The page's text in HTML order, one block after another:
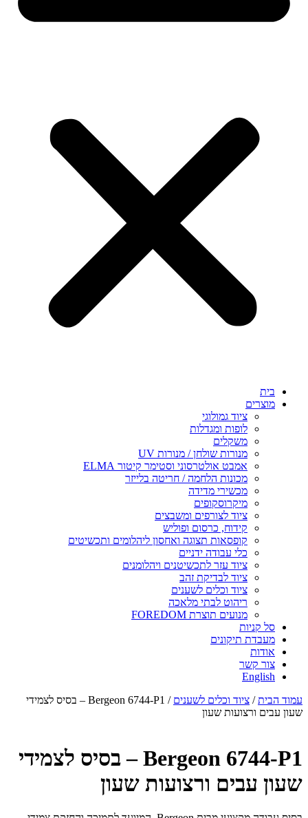
בית
מוצרים
ציוד גמולוגי
לופות ומגדלות
משקלים
מנורות שולחן / מנורות UV
אמבט אולטרסוני וסטימר קיטור ELMA
מכונות הלחמה / חריטה בלייזר
מכשירי מדידה
מיקרוסקופים
ציוד לצורפים ומשבצים
קידוח, כרסום ופוליש
קופסאות תצוגה ואחסון ליהלומים ותכשיטים
כלי עבודה ידניים
ציוד עזר לתכשיטנים ויהלומנים
ציוד לבדיקת זהב
ציוד וכלים לשענים
ריהוט לבתי מלאכה
מנועים תוצרת FOREDOM
סל קניות
מעבדת תיקונים
אודות
צור קשר
English
עמוד הבית/ ציוד וכלים לשענים
/ Bergeon 6744-P1 – בסיס לצמידי
שעון עבים ורצועות שעון
Bergeon 6744-P1 – בסיס לצמידי
שעון עבים ורצועות שעון